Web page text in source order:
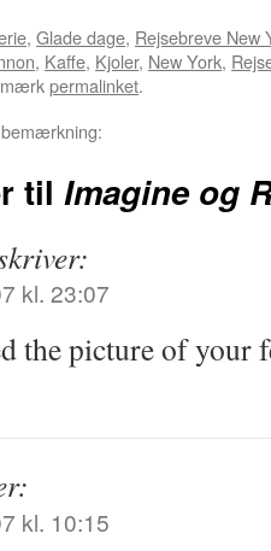
, Glade dage, Rejsebreve New
, Kaffe, Kjoler, New York,
permalinket.
til Imagine og
kl. 23:07
the picture of your
kl. 10:15